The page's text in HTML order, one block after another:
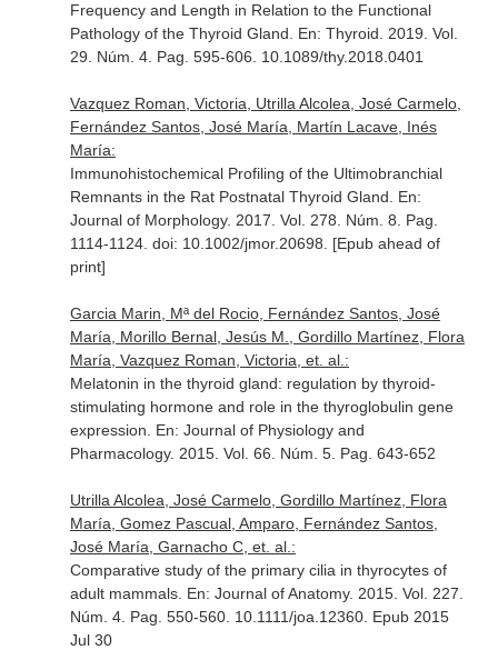
Frequency and Length in Relation to the Functional
Pathology of the Thyroid Gland. En: Thyroid . 2019. Vol.
29. Núm. 4. Pag. 595-606. 10.1089/thy.2018.0401
Vazquez Roman, Victoria, Utrilla Alcolea, José Carmelo,
Fernández Santos, José María, Martín Lacave, Inés
María:
Immunohistochemical Profiling of the Ultimobranchial
Remnants in the Rat Postnatal Thyroid Gland. En:
Journal of Morphology. 2017. Vol. 278. Núm. 8. Pag.
1114-1124. doi: 10.1002/jmor.20698. [Epub ahead of
print]
Garcia Marin, Mª del Rocio, Fernández Santos, José
María, Morillo Bernal, Jesús M., Gordillo Martínez, Flora
María, Vazquez Roman, Victoria, et. al.:
Melatonin in the thyroid gland: regulation by thyroid-
stimulating hormone and role in the thyroglobulin gene
expression. En: Journal of Physiology and
Pharmacology. 2015. Vol. 66. Núm. 5. Pag. 643-652
Utrilla Alcolea, José Carmelo, Gordillo Martínez, Flora
María, Gomez Pascual, Amparo, Fernández Santos,
José María, Garnacho C, et. al.:
Comparative study of the primary cilia in thyrocytes of
adult mammals. En: Journal of Anatomy. 2015. Vol. 227.
Núm. 4. Pag. 550-560. 10.1111/joa.12360. Epub 2015
Jul 30